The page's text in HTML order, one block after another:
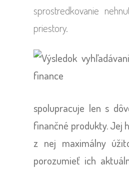
sprostredkovanie
priestory.
spolupracuje len s
finančné produkty. Jej
z nej maximálny
porozumieť ich